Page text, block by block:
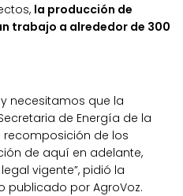
la producción de
trabajo a alrededor de 300
necesitamos que la
de Energía de la
recomposición de los
de aquí en adelante,
vigente”, pidió la
publicado por AgroVoz.